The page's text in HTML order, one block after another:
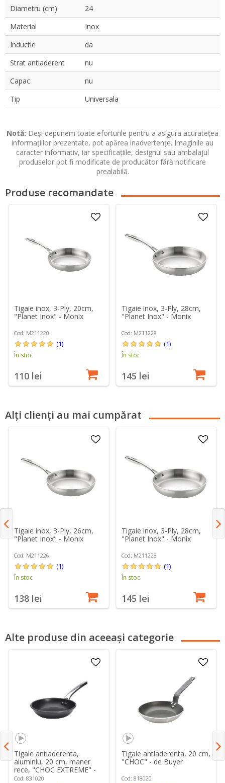
Diametru (cm)
24
Material
Inox
Inductie
da
Strat antiaderent
nu
Capac
nu
Tip
Universala
Notă: Deși depunem toate eforturile pentru a asigura acuratețea
informațiilor prezentate, pot apărea inadvertențe. Imaginile au
caracter informativ, iar specificațiile, designul sau ambalajul
produselor pot fi modificate de producător fără notificare
prealabilă.
Produse recomandate
Tigaie inox, 3-Ply, 20cm,
"Planet Inox" - Monix
Cod: M211220
(1)
În stoc
110 lei
Tigaie inox, 3-Ply, 28cm,
"Planet Inox" - Monix
Cod: M211228
(1)
În stoc
145 lei
Alți clienți au mai cumpărat
Tigaie inox, 3-Ply, 26cm,
"Planet Inox" - Monix
Cod: M211226
(1)
În stoc
138 lei
Tigaie inox, 3-Ply, 28cm,
"Planet Inox" - Monix
Cod: M211228
(1)
În stoc
145 lei
Alte produse din aceeași categorie
Tigaie antiaderenta,
aluminiu, 20 cm, maner
rece, "CHOC EXTREME" -
de Buyer
Cod: 831020
Tigaie antiaderenta, 20 cm,
"CHOC" - de Buyer
Cod: 818020